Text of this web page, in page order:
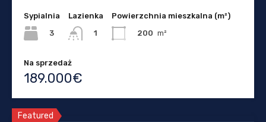
Sypialnia
3
Lazienka
1
Powierzchnia mieszkalna (m²)
200 m²
Na sprzedaż
189.000€
Featured